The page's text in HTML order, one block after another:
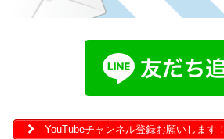
YouTubeチャンネル登録お願いします！